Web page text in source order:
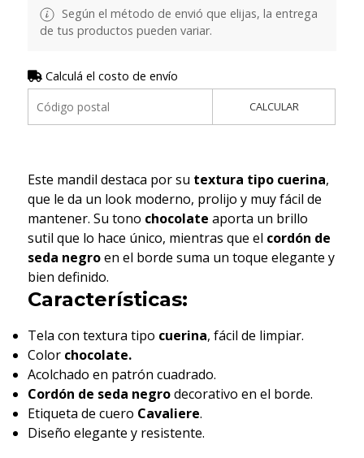
Según el método de envió que elijas, la entrega
de tus productos pueden variar.
Calculá el costo de envío
CALCULAR
Este mandil destaca por su textura tipo cuerina,
que le da un look moderno, prolijo y muy fácil de
mantener. Su tono chocolate aporta un brillo
sutil que lo hace único, mientras que el cordón de
seda negroen el borde suma un toque elegante y
bien definido.
Características:
Tela con textura tipo cuerina, fácil de limpiar.
Color chocolate.
Acolchado en patrón cuadrado.
Cordón de seda negrodecorativo en el borde.
Etiqueta de cuero Cavaliere.
Diseño elegante y resistente.